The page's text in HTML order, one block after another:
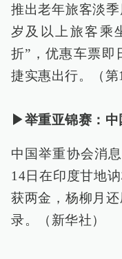
推出老年旅客淡
岁及以上旅客乘
折”，优惠车票即
捷实惠出行。（第
▶举重亚锦赛：
中国举重协会消
14日在印度甘地
获两金，杨柳月
录。（新华社）